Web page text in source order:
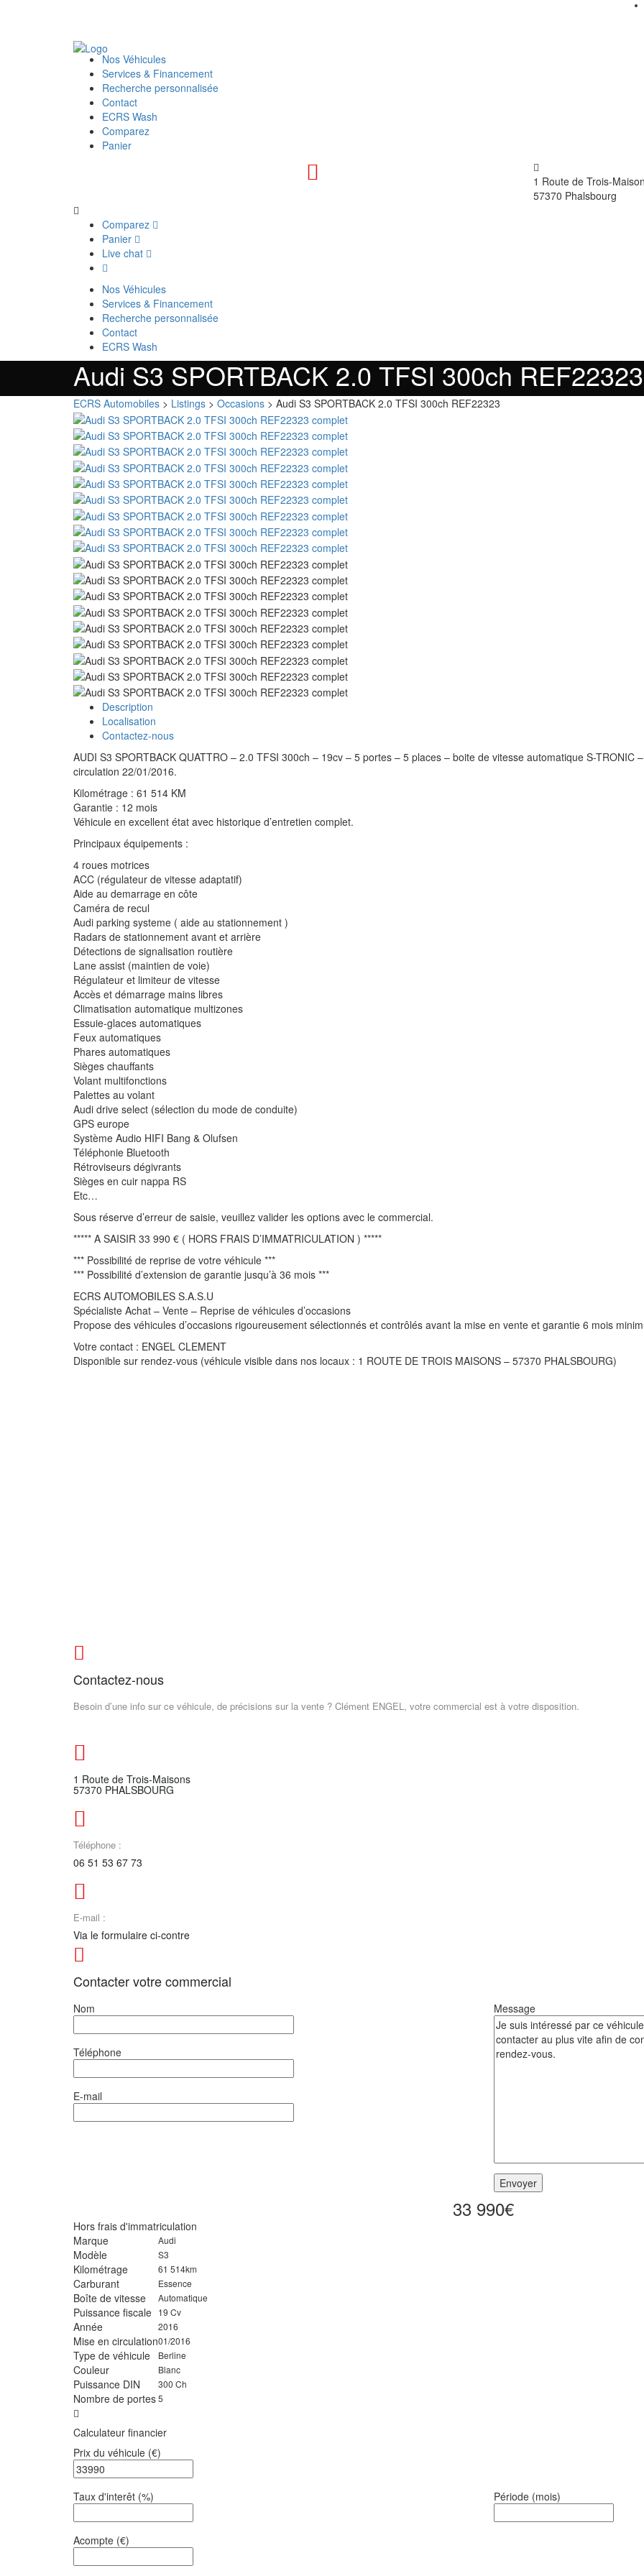
Nos Véhicules
Services & Financement
Recherche personnalisée
Contact
ECRS Wash
Comparez
Panier
1 Route de Trois-
57370 Phalsbourg
Comparez
Panier
Live chat
Nos Véhicules
Services & Financement
Recherche personnalisée
Contact
ECRS Wash
Audi S3 SPORTBACK 2.0 TFSI 300ch REF22323
ECRS Automobiles > Listings > Occasions > Audi S3 SPORTBACK 2.0 TFSI 300ch REF22323
Description
Localisation
Contactez-nous
AUDI S3 SPORTBACK QUATTRO – 2.0 TFSI 300ch – 19cv – 5 portes – 5 places – boite de vitesse automatique S-TRONIC
circulation 22/01/2016.
Kilométrage : 61 514 KM
Garantie : 12 mois
Véhicule en excellent état avec historique d’entretien complet.
Principaux équipements :
4 roues motrices
ACC (régulateur de vitesse adaptatif)
Aide au demarrage en côte
Caméra de recul
Audi parking systeme ( aide au stationnement )
Radars de stationnement avant et arrière
Détections de signalisation routière
Lane assist (maintien de voie)
Régulateur et limiteur de vitesse
Accès et démarrage mains libres
Climatisation automatique multizones
Essuie-glaces automatiques
Feux automatiques
Phares automatiques
Sièges chauffants
Volant multifonctions
Palettes au volant
Audi drive select (sélection du mode de conduite)
GPS europe
Système Audio HIFI Bang & Olufsen
Téléphonie Bluetooth
Rétroviseurs dégivrants
Sièges en cuir nappa RS
Etc…
Sous réserve d’erreur de saisie, veuillez valider les options avec le commercial.
***** A SAISIR 33 990 € ( HORS FRAIS D’IMMATRICULATION ) *****
*** Possibilité de reprise de votre véhicule ***
*** Possibilité d’extension de garantie jusqu’à 36 mois ***
ECRS AUTOMOBILES S.A.S.U
Spécialiste Achat – Vente – Reprise de véhicules d’occasions
Propose des véhicules d’occasions rigoureusement sélectionnés et contrôlés avant la mise en vente et garantie 6 mois
Votre contact : ENGEL CLEMENT
Disponible sur rendez-vous (véhicule visible dans nos locaux : 1 ROUTE DE TROIS MAISONS – 57370 PHALSBOURG)
Contactez-nous
Besoin d’une info sur ce véhicule, de précisions sur la vente ? Clément ENGEL, votre commercial est à votre disposition.
1 Route de Trois-Maisons
57370 PHALSBOURG
Téléphone :
06 51 53 67 73
E-mail :
Via le formulaire ci-contre
Contacter votre commercial
Nom
Téléphone
E-mail
Message
33 990€
Hors frais d'immatriculation
Marque
Audi
Modèle S3
Kilométrage 61 514km
Carburant Essence
Boîte de vitesse Automatique
Puissance fiscale 19 Cv
Année 2016
Mise en circulation01/2016
Type de véhicule Berline
Couleur Blanc
Puissance DIN 300 Ch
Nombre de portes5
Calculateur financier
Prix du véhicule (€)
Taux d'interêt (%) Période (mois)
Acompte (€)